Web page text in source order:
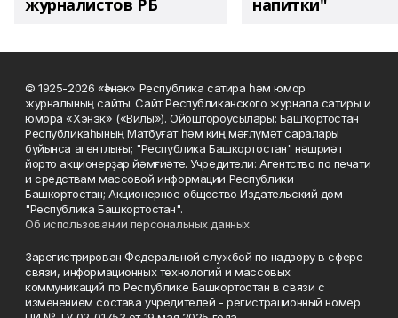
журналистов РБ напитки"
© 1925-2026 «Һәнәк» Республика сатира һәм юмор
журналының сайты. Сайт Республиканского журнала сатиры и
юмора «Хэнэк» («Вилы»). Ойоштороусылары: Башҡортостан
Республикаһының Матбуғат һәм киң мәғлүмәт саралары
буйынса агентлығы; "Республика Башкортостан" нәшриәт
йорто акционерҙар йәмғиәте. Учредители: Агентство по печати
и средствам массовой информации Республики
Башкортостан; Акционерное общество Издательский дом
"Республика Башкортостан".
Об использовании персональных данных
Зарегистрирован Федеральной службой по надзору в сфере
связи, информационных технологий и массовых
коммуникаций по Республике Башкортостан в связи с
изменением состава учредителей - регистрационный номер